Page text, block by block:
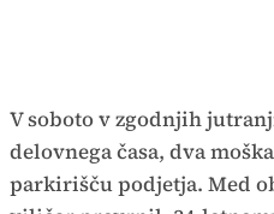
V soboto v zgodnjih
delovnega časa, dva
parkirišču podjetja. Med